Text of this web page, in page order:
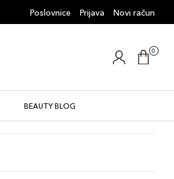
Poslovnice Prijava Novi račun
0
BEAUTY BLOG